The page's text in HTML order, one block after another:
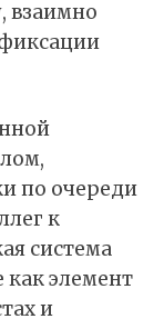
взаимно
по очереди
к
система
как элемент
и